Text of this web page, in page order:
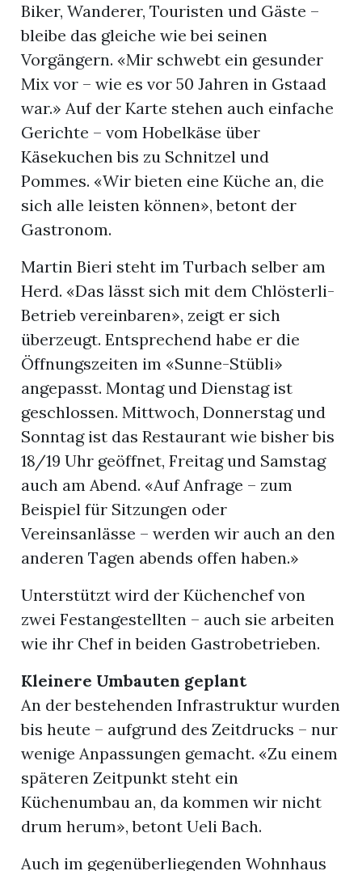
Biker, Wanderer, Touristen und Gäste –
bleibe das gleiche wie bei seinen
Vorgängern. «Mir schwebt ein gesunder
Mix vor – wie es vor 50 Jahren in Gstaad
war.» Auf der Karte stehen auch einfache
Gerichte – vom Hobelkäse über
Käsekuchen bis zu Schnitzel und
Pommes. «Wir bieten eine Küche an, die
sich alle leisten können», betont der
Gastronom.
Martin Bieri steht im Turbach selber am
Herd. «Das lässt sich mit dem Chlösterli-
Betrieb vereinbaren», zeigt er sich
überzeugt. Entsprechend habe er die
Öffnungszeiten im «Sunne-Stübli»
angepasst. Montag und Dienstag ist
geschlossen. Mittwoch, Donnerstag und
Sonntag ist das Restaurant wie bisher bis
18/19 Uhr geöffnet, Freitag und Samstag
auch am Abend. «Auf Anfrage – zum
Beispiel für Sitzungen oder
Vereinsanlässe – werden wir auch an den
anderen Tagen abends offen haben.»
Unterstützt wird der Küchenchef von
zwei Festangestellten – auch sie arbeiten
wie ihr Chef in beiden Gastrobetrieben.
Kleinere Umbauten geplant
An der bestehenden Infrastruktur wurden
bis heute – aufgrund des Zeitdrucks – nur
wenige Anpassungen gemacht. «Zu einem
späteren Zeitpunkt steht ein
Küchenumbau an, da kommen wir nicht
drum herum», betont Ueli Bach.
Auch im gegenüberliegenden Wohnhaus